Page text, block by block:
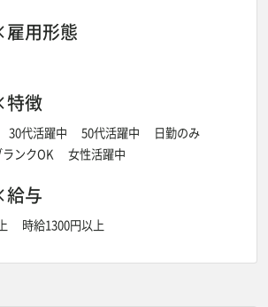
用形態
徴
30代活躍中 50代活躍中
日勤のみ
ランクOK 女性活躍中
与
時給1300円以上